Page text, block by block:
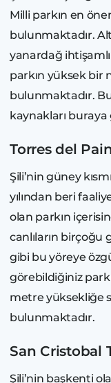
Milli parkın en
bulunmaktadır.
yanardağ
parkın yüksek bir
bulunmaktadır.
kaynakları buraya
Torres del
Şili’nin güney
yılından beri
olan parkın
canlıların
gibi bu yöreye
görebildiğiniz
metre yüksekliğe
bulunmaktadır.
San Cristobal
Şili’nin başkenti